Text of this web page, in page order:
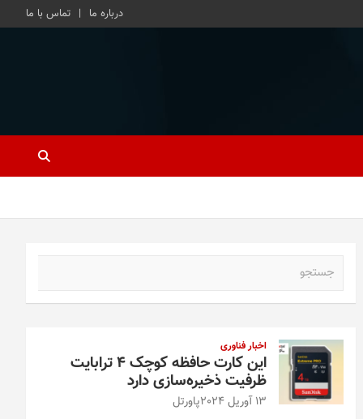
درباره ما تماس با ما
اخبار فناوری
این کارت حافظه کوچک ۴ ترابایت
ظرفیت ذخیره‌سازی دارد
13 آوریل 2024 پاورتل